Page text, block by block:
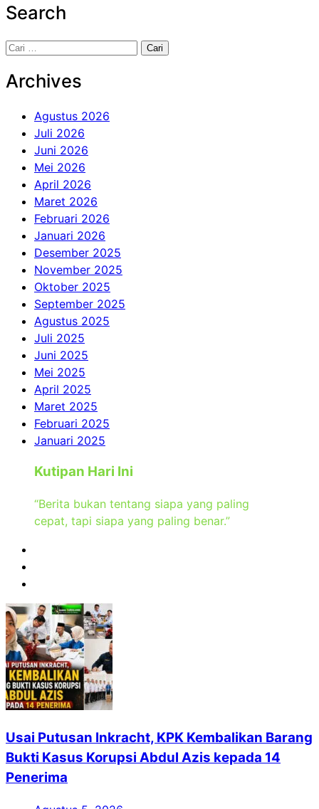
Search
Cari
Archives
Agustus 2026
Juli 2026
Juni 2026
Mei 2026
April 2026
Maret 2026
Februari 2026
Januari 2026
Desember 2025
November 2025
Oktober 2025
September 2025
Agustus 2025
Juli 2025
Juni 2025
Mei 2025
April 2025
Maret 2025
Februari 2025
Januari 2025
Kutipan Hari Ini
“Berita bukan tentang siapa yang paling
cepat, tapi siapa yang paling benar.”
Usai Putusan Inkracht, KPK Kembalikan Barang
Bukti Kasus Korupsi Abdul Azis kepada 14
Penerima